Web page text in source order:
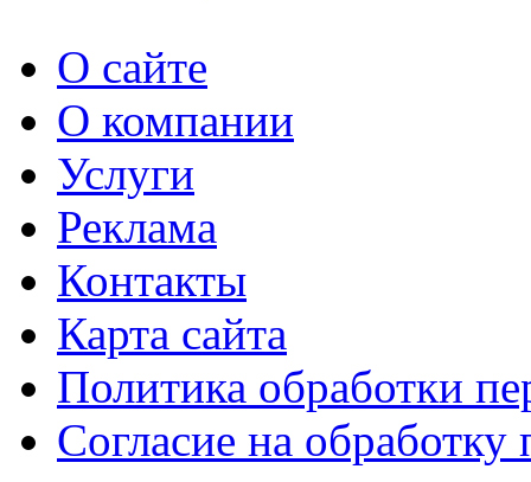
О сайте
О компании
Услуги
Реклама
Контакты
Карта сайта
Политика обработки
Согласие на